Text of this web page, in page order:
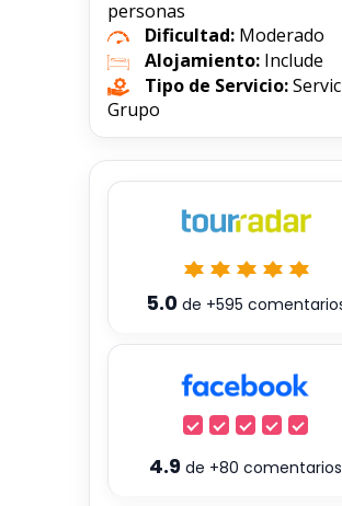
personas
Dificultad: Moderado
Alojamiento: Include
Tipo de Servicio:
Grupo
5.0 de +595
4.9 de +80 comentarios